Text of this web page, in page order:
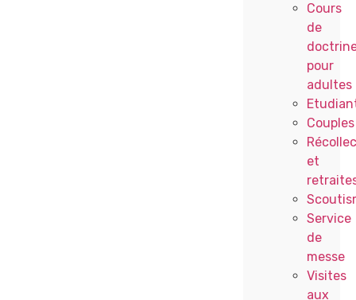
Cours
de
pour
adultes
Couples
et
Service
de
messe
Visites
aux